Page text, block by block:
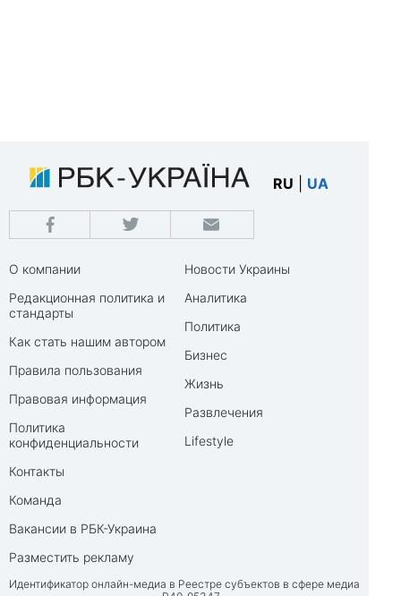
RU UA
О компании
Редакционная политика и
стандарты
Как стать нашим автором
Правила пользования
Правовая информация
Политика
конфиденциальности
Контакты
Команда
Вакансии в РБК-Украина
Разместить рекламу
Новости Украины
Аналитика
Политика
Бизнес
Жизнь
Развлечения
Lifestyle
Идентификатор онлайн-медиа в Реестре субъектов в сфере медиа